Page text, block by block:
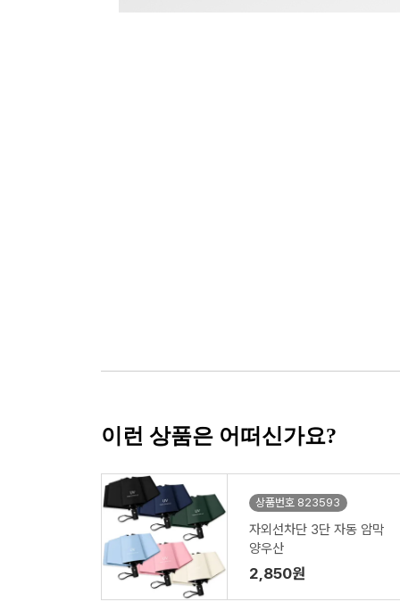
이런 상품은 어떠신가요?
상품번호 823593
자외선차단 3단 자동 암막
양우산
2,850원